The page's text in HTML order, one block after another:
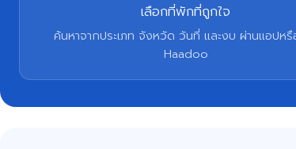
เลือกที่พักที่ถูกใจ
ค้นหาจากประเภท จังหวัด วันที่ และงบ ผ่านแอปหรื
Haadoo